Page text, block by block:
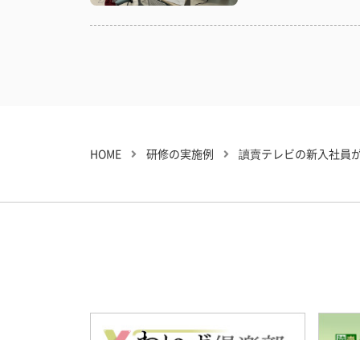
HOME 研修の実施例 讀賣テレビの新入社員